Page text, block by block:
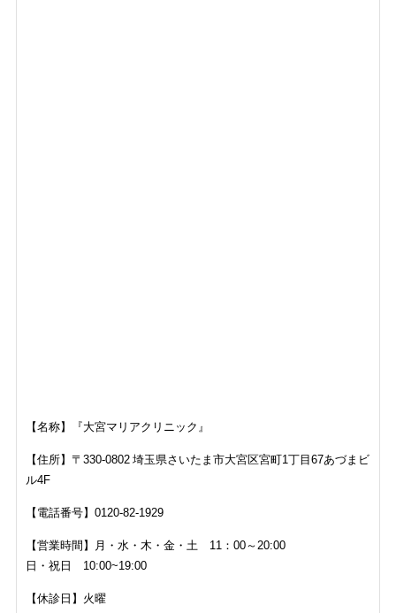
【名称】『大宮マリアクリニック』
【住所】〒330-0802 埼玉県さいたま市大宮区宮町1丁目67あづまビ
ル4F
【電話番号】0120-82-1929
【営業時間】月・水・木・金・土 11：00～20:00
日・祝日 10:00~19:00
【休診日】火曜